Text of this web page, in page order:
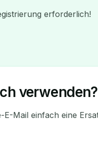
erforderlich!
verwenden?
Mail einfach eine